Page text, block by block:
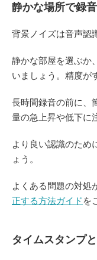
静かな場所で録
背景ノイズは音声認
静かな部屋を選ぶか
いましょう。精度が
長時間録音の前に、
量の急上昇や低下に
より良い認識のため
ょう。
よくある問題の対処
正する方法ガイド を
タイムスタンプ